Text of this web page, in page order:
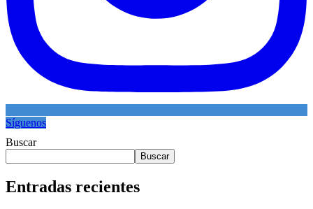
Síguenos
Buscar
Buscar
Entradas recientes